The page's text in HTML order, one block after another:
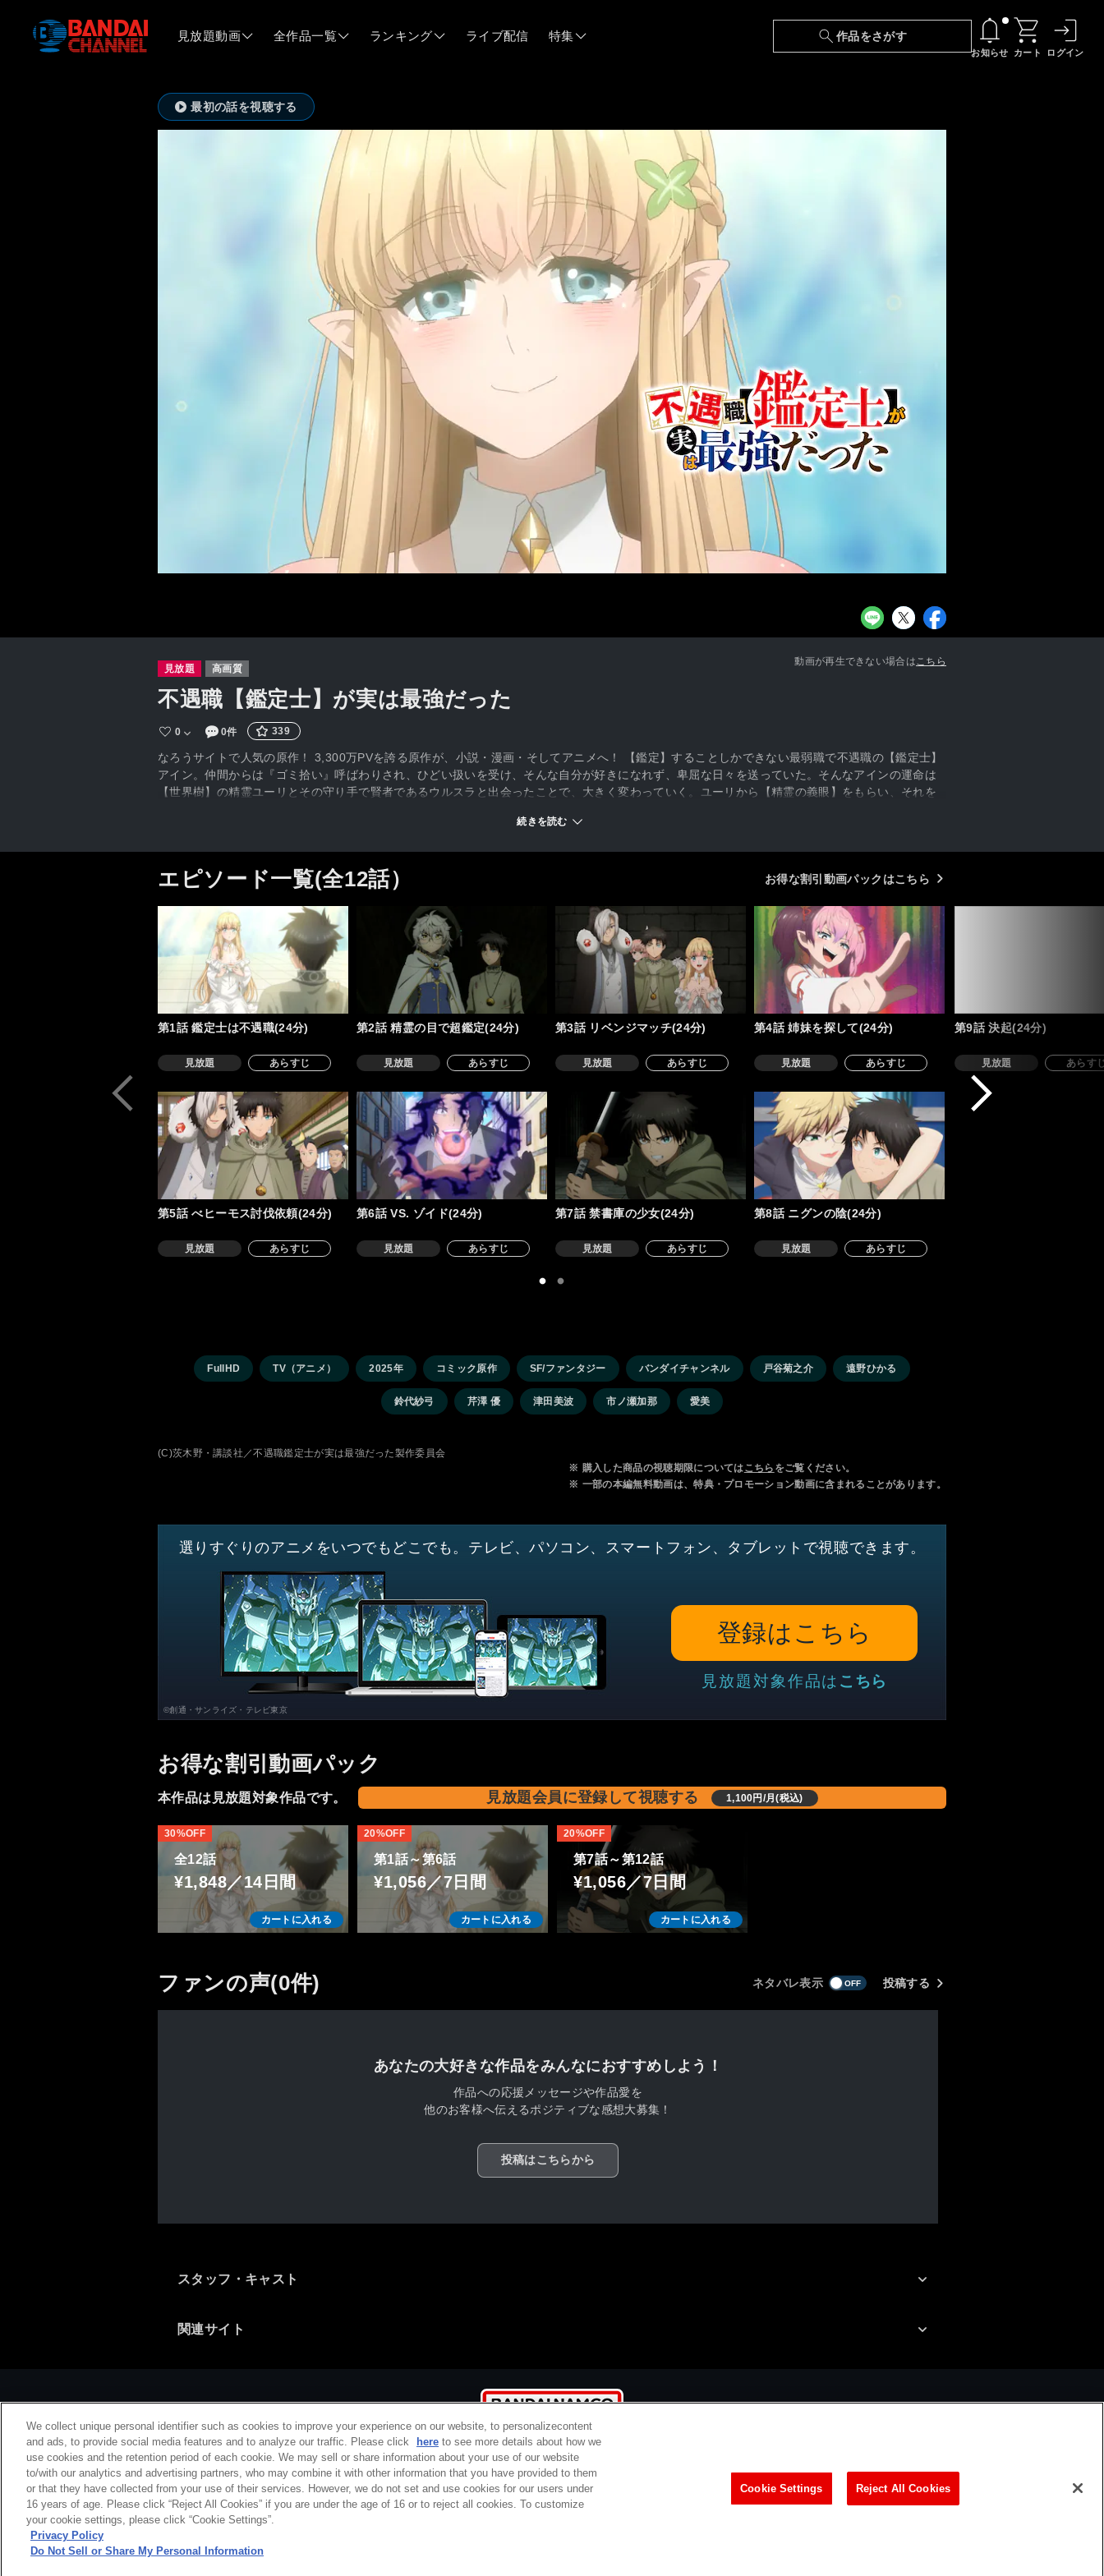
見放題動画 全作品一覧 ランキング ライブ配信 特集 作品をさがす
お知らせ
06/03
『最強の王様、二度目の人生は何をする？』第
05/21
05/14
らせ
04/28
【障害】Android TVにおける不具合に関しまし
て
カート ログイン
最初の話を視聴する
動画が再生できない場合はこちら
見放題 高画質
不遇職【鑑定士】が実は最強だった
0 0件 339
なろうサイトで人気の原作！ 3,300万PVを誇る原作が、小説・漫画・そしてアニメへ！ 【鑑定】することしかできない最弱職で不遇職の【鑑定士】
アイン。仲間からは『ゴミ拾い』呼ばわりされ、ひどい扱いを受け、そんな自分が好きになれず、卑屈な日々を送っていた。そんなアインの運命は
【世界樹】の精霊ユーリとその守り手で賢者であるウルスラと出会ったことで、大きく変わっていく。ユーリから【精霊の義眼】をもらい、それを
めに、旅を始めることになる。持ち前の優しさと、新たに加わった勇気を胸に様々な出来事を乗り越えていくのだった。
続きを読む
エピソード一覧(全12話） お得な割引動画パックはこちら
第1話 鑑定士は不遇職(24分)
見放題 あらすじ
第2話 精霊の目で超鑑定(24分)
見放題 あらすじ
第3話 リベンジマッチ(24分)
見放題 あらすじ
第4話 姉妹を探して(24分)
見放題 あらすじ
第5話 べヒーモス討伐依頼(24分)
見放題 あらすじ
第6話 VS. ゾイド(24分)
見放題 あらすじ
第7話 禁書庫の少女(24分)
見放題 あらすじ
第8話 ニグンの陰(24分)
見放題 あらすじ
第9話 決起(24分)
見放題 あらす
FullHD TV（アニメ） 2025年 コミック原作 SF/ファンタジー バンダイチャンネル 戸谷菊之介 遠野ひかる
鈴代紗弓 芹澤 優 津田美波 市ノ瀬加那 愛美
(C)茨木野・講談社／不遇職鑑定士が実は最強だった製作委員会
※ 購入した商品の視聴期限についてはこちら をご覧ください。
※ 一部の本編無料動画は、特典・プロモーション動画に含まれることがあります。
選りすぐりのアニメをいつでもどこでも。テレビ、パソコン、スマートフォン、タブレットで視聴できます。
登録はこちら
見放題対象作品は こちら
©創通・サンライズ・テレビ東京
お得な割引動画パック
本作品は見放題対象作品です。 見放題会員に登録して視聴する 1,100円/月(税込)
全12話
¥1,848／14日間
カートに入れる
30%OFF
第1話～第6話
¥1,056／7日間
カートに入れる
20%OFF
第7話～第12話
¥1,056／7日間
カートに入れる
20%OFF
ファンの声(0件) ネタバレ表示 投稿する
あなたの大好きな作品をみんなにおすすめしよう！
作品への応援メッセージや作品愛を
他のお客様へ伝えるポジティブな感想大募集！
投稿はこちらから
スタッフ・キャスト
関連サイト
会社概要特定商取引法に基づく表示ご利用規約プライバシーポリシー
ウェブアクセシビリティ方針
コピーライト一覧バンダイチャンネルとはサポート / Q&A
We collect unique personal identifier such as cookies to improve your experience on our website, to personalizecontent
and ads, to provide social media features and to analyze our traffic. Please click
here to see more details about how we
use cookies and the retention period of each cookie. We may sell or share information about your use of our website
to/with our analytics and advertising partners, who may combine it with other information that you have provided to them
or that they have collected from your use of their services. However, we do not set and use cookies for our users under
16 years of age. Please click “Reject All Cookies” if you are under the age of 16 or to reject all cookies. To customize
your cookie settings, please click “Cookie Settings”.
Privacy Policy
Do Not Sell or Share My Personal Information
Cookie Settings Reject All Cookies